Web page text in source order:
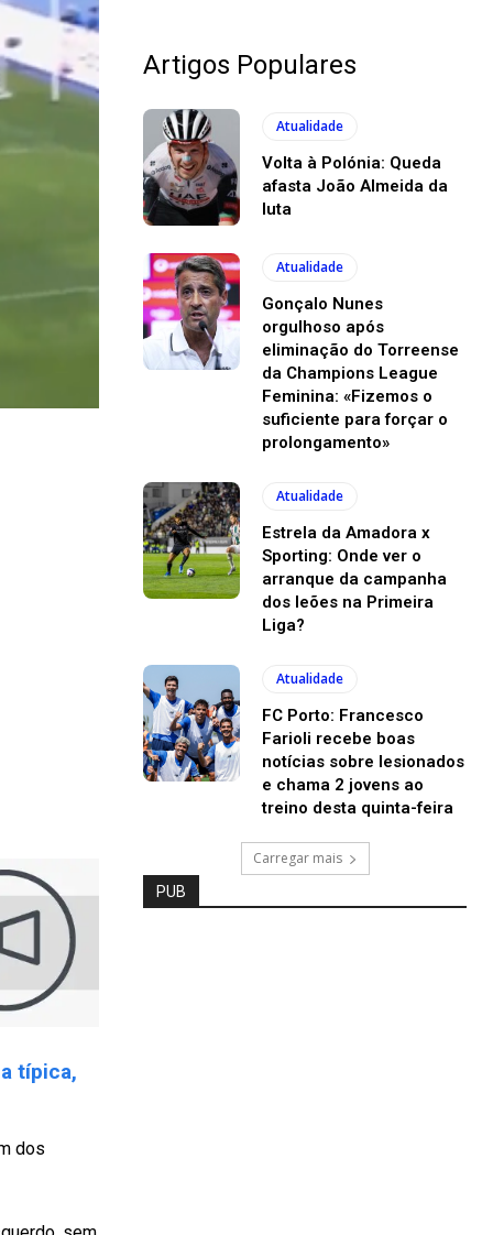
típica,
dos
Artigos Populares
Atualidade
Volta à Polónia: Queda
afasta João Almeida da
luta
Atualidade
Gonçalo Nunes
orgulhoso após
eliminação do Torreense
da Champions League
Feminina: «Fizemos o
suficiente para forçar o
prolongamento»
Atualidade
Estrela da Amadora x
Sporting: Onde ver o
arranque da campanha
dos leões na Primeira
Liga?
Atualidade
FC Porto: Francesco
Farioli recebe boas
notícias sobre lesionados
e chama 2 jovens ao
treino desta quinta-feira
Carregar mais
PUB